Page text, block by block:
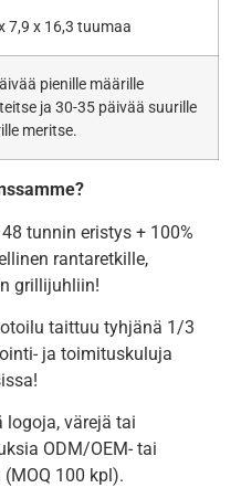
7,9 x 16,3 tuumaa
pienille määrille
ja 30-35 päivää suurille
meritse.
48 tunnin eristys + 100%
rantaretkille,
grillijuhliin!
taittuu tyhjänä 1/3
ja toimituskuluja
logoja, värejä tai
ODM/OEM- tai
100 kpl).